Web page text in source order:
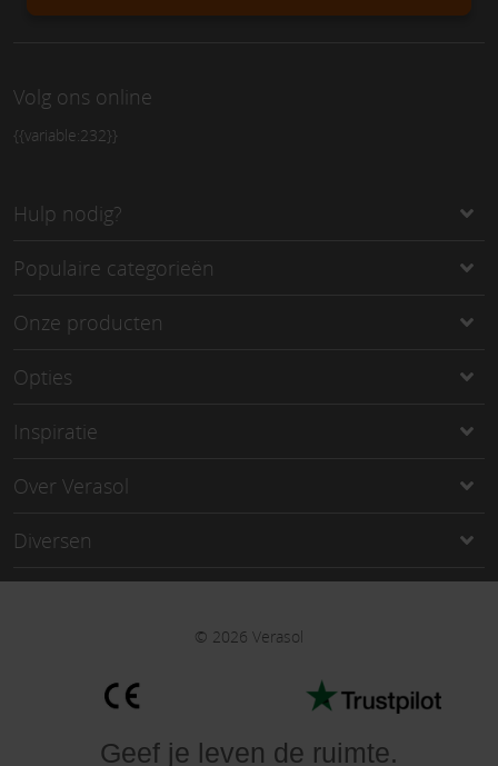
Volg ons online
{{variable:232}}
Hulp nodig?
Populaire categorieën
Onze producten
Opties
Inspiratie
Over Verasol
Diversen
© 2026 Verasol
Geef je leven de ruimte.